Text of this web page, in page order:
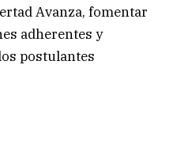
Avanza, fomentar
adherentes y
postulantes